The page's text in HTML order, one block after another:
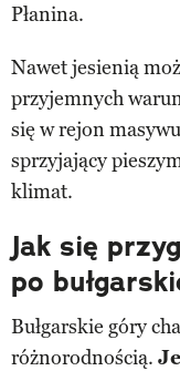
Płanina.
Nawet jesienią
przyjemnych
się w rejon
sprzyjający
klimat.
Jak się
po
Bułgarskie góry
różnorodnością.